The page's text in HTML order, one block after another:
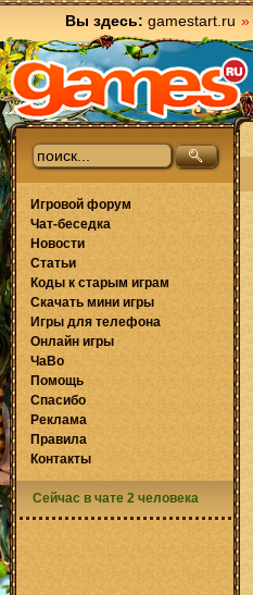
Вы здесь: gamestart.ru »
Игровой форум
Чат-беседка
Новости
Статьи
Коды к старым играм
Скачать мини игры
Игры для телефона
Онлайн игры
ЧаВо
Помощь
Спасибо
Реклама
Правила
Контакты
Сейчас в чате 2 человека